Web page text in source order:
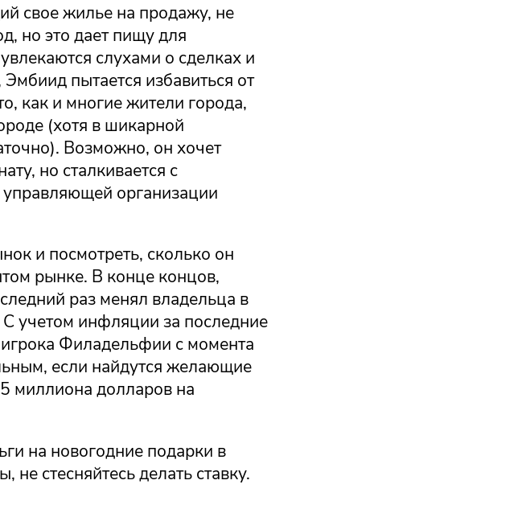
свое жилье на продажу, не
но это дает пищу для
слухами о сделках и
пытается избавиться от
как и многие жители города,
(хотя в шикарной
Возможно, он хочет
но сталкивается с
организации
и посмотреть, сколько он
рынке. В конце концов,
раз менял владельца в
учетом инфляции за последние
Филадельфии с момента
если найдутся желающие
миллиона долларов на
на новогодние подарки в
стесняйтесь делать ставку.